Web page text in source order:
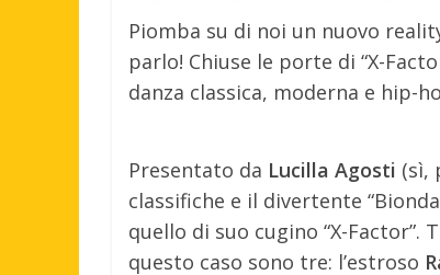
Piomba su di noi un nuovo
parlo! Chiuse le porte di “X-
danza classica, moderna e hip-
Presentato da Lucilla Agosti (sì,
classifiche e il divertente
quello di suo cugino “X-
questo caso sono tre: l’estroso